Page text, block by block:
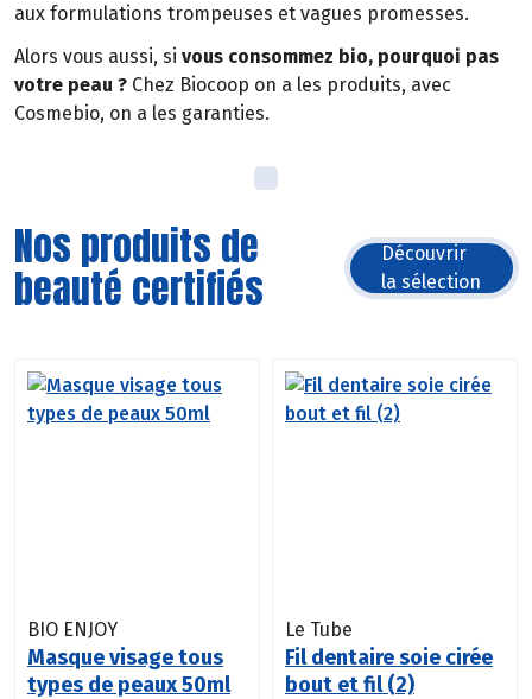
aux formulations trompeuses et vagues promesses.
Alors vous aussi, si vous consommez bio, pourquoi pas
votre peau ? Chez Biocoop on a les produits, avec
Cosmebio, on a les garanties.
Nos produits de
beauté certifiés
Découvrir
la sélection
BIO ENJOY
Masque visage tous
types de peaux 50ml
Le Tube
Fil dentaire soie cirée
bout et fil (2)